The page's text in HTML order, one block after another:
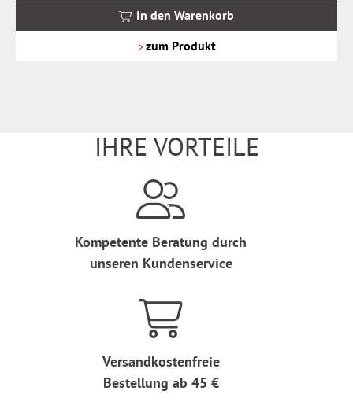
In den Warenkorb
zum Produkt
IHRE VORTEILE
Kompetente Beratung durch
unseren Kundenservice
Versandkostenfreie
Bestellung ab 45 €